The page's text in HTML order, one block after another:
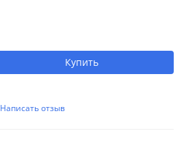
Купить
Написать отзыв